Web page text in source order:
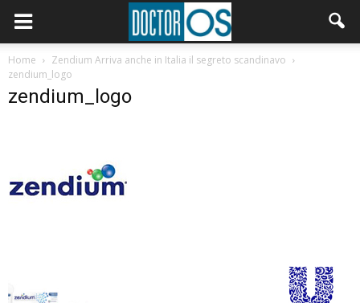
Home
Zendium Arriva anche in Italia il segreto scandinavo
zendium_logo
zendium_logo